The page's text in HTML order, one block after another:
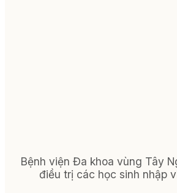
Bệnh viện Đa khoa vùng Tây
điều trị các học sinh nhập